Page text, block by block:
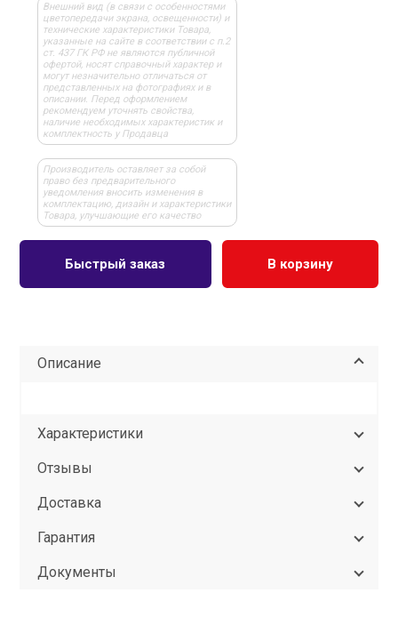
Внешний вид (в связи с особенностями
цветопередачи экрана, освещенности) и
технические характеристики Товара,
указанные на сайте в соответствии с п.2
ст. 437 ГК РФ не являются публичной
офертой, носят справочный характер и
могут незначительно отличаться от
представленных на фотографиях и в
описании. Перед оформлением
рекомендуем уточнять свойства,
наличие необходимых характеристик и
комплектность у Продавца
Производитель оставляет за собой
право без предварительного
уведомления вносить изменения в
комплектацию, дизайн и характеристики
Товара, улучшающие его качество
В корзину
Быстрый заказ
Описание
Характеристики
Отзывы
Доставка
Гарантия
Документы